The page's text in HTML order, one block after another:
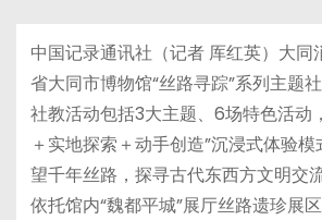
中国记录通讯社（记者 厍红英）大同
省大同市博物馆“丝路寻踪”系列主题
社教活动包括3大主题、6场特色活动
＋实地探索＋动手创造”沉浸式体验
望千年丝路，探寻古代东西方文明交
依托馆内“魏都平城”展厅丝路遗珍展